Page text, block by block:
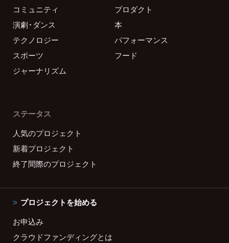
コミュニティ
プロダクト
演劇・ダンス
本
テクノロジー
パフォーマンス
スポーツ
フード
ジャーナリズム
ステータス
人気のプロジェクト
新着プロジェクト
終了間際のプロジェクト
プロジェクトを始める
お申込み
クラウドファンディングとは